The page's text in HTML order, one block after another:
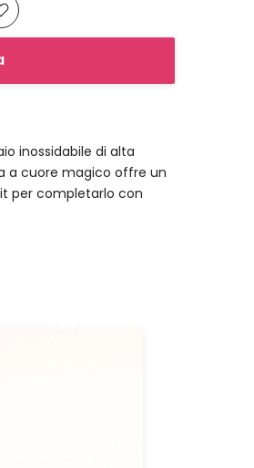
inossidabile di alta
a cuore magico offre un
per completarlo con